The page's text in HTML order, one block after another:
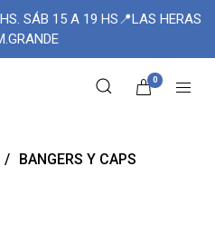
SÁB 15 A 19 HS📍LAS HERAS
0
BANGERS Y CAPS